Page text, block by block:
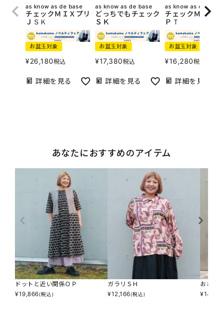
as know as de base
チェックＭＩＸプリ
ＪＳＫ
お盆玉対象
¥26,180税込
詳細を見る
as know as de base
どっちでもチェック
ＳＫ
お盆玉対象
¥17,380税込
詳細を見る
as know as de base
チェックＭＩＸ
ＰＴ
お盆玉対象
¥16,280税込
詳細を見る
あなたにおすすめのアイテム
ドットと近い関係ＯＰ
¥19,866(税込)
ガラリＳＨ
¥12,166(税込)
おひれ
¥